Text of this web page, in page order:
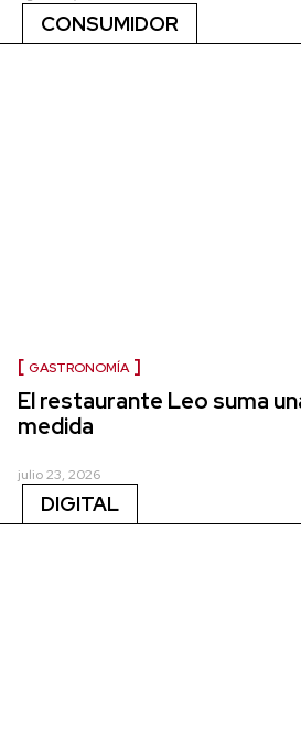
CONSUMIDOR
GASTRONOMÍA
El restaurante Leo suma
medida
julio 23, 2026
DIGITAL